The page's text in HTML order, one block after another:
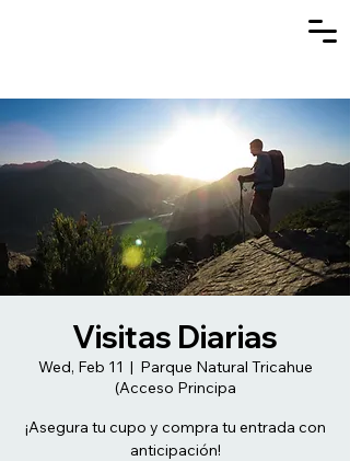
Visitas Diarias
Wed, Feb 11
  |
Parque Natural Tricahue
(Acceso Principa
¡Asegura tu cupo y compra tu entrada con
anticipación!